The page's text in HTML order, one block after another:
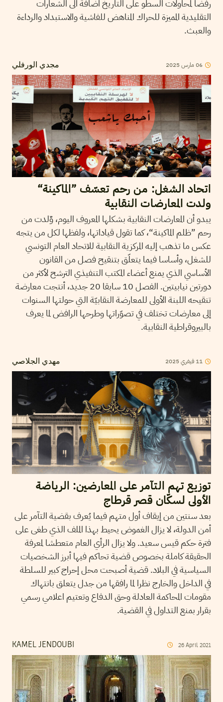
رفضا لمحاولات السطو على التاريخ اضافة الى الشعارات
التقليدية المميزة للحراك المناهض للفاشية والاستبداد والرداءة
والعبث.
مجدي الورفلي 06مارس 2025
اتحاد الشغل: من رحم تعسّف ”الماكينة“
ولدت المعارضات النقابية
يبدو أن المعارضات النقابية بشكلها المعروف اليوم، وٌلدت من
رحم ”ظلم الماكينة“، كما تقول قياداتها، ولفظها لكل من يتجه
عكس ما تذهب إليه المركزية النقابية للاتحاد العام التونسي
للشغل، وأساسا فيما يتعلّق بتنقيح فصل من القانون
الأساسي الذي يمنع أعضاء المكتب التنفيذي الترشح لأكثر من
دورتين نيابيتين. الفصل 10 سابقا 20 جديد، أنتجت معارضة
تنقيحه اللبنة الأولى للمعارضة النقابيّة التي حولتها السنوات
إلى معارضات تختلف في تصوّراتها وطرحها الرافض لما يعرف
بالبيروقراطية النقابية.
مهدي الجلاصي 11 فيفري 2025
توزيع تهم التآمر على المعارضين: الرياضة
الأولى لسكّان قصر قرطاج
بعد سنتين من إيقاف أول متهم فيما يُعرف بقضية التآمر على
أمن الدولة، لا يزال الغموض يحيط بهذا الملف الذي طغى على
فترة حكم قيس سعيد. ولا يزال الرأي العام متعطشا لمعرفة
الحقيقة كاملة بخصوص قضية تحاكم فيها أبرز الشخصيات
السياسية في البلاد. قضية أصبحت محل إحراج كبير للسلطة
في الداخل والخارج نظرا لما رافقها من جدل يتعلق بانتهاك
مقومات المحاكمة العادلة وحق الدفاع وتعتيم اعلامي رسمي
بقرار بمنع التداول في القضية.
KAMEL JENDOUBI 26 April 2021